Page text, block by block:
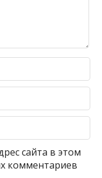
сайта в этом
комментариев